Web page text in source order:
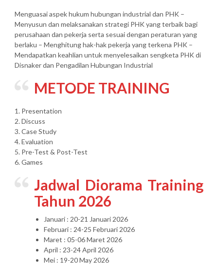
Menguasai aspek hukum hubungan industrial dan PHK –
Menyusun dan melaksanakan strategi PHK yang terbaik bagi
perusahaan dan pekerja serta sesuai dengan peraturan yang
berlaku – Menghitung hak-hak pekerja yang terkena PHK –
Mendapatkan keahlian untuk menyelesaikan sengketa PHK di
Disnaker dan Pengadilan Hubungan Industrial
METODE TRAINING
1. Presentation
2. Discuss
3. Case Study
4. Evaluation
5. Pre-Test & Post-Test
6. Games
Jadwal Diorama Training
Tahun 2026
Januari : 20-21 Januari 2026
Februari : 24-25 Februari 2026
Maret : 05-06 Maret 2026
April : 23-24 April 2026
Mei : 19-20 May 2026